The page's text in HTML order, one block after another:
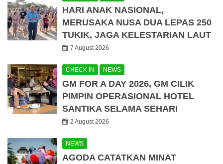
HARI ANAK NASIONAL,
MERUSAKA NUSA DUA LEPAS 250
TUKIK, JAGA KELESTARIAN LAUT
7 August 2026
CHECK IN NEWS
GM FOR A DAY 2026, GM CILIK
PIMPIN OPERASIONAL HOTEL
SANTIKA SELAMA SEHARI
2 August 2026
NEWS
AGODA CATATKAN MINAT